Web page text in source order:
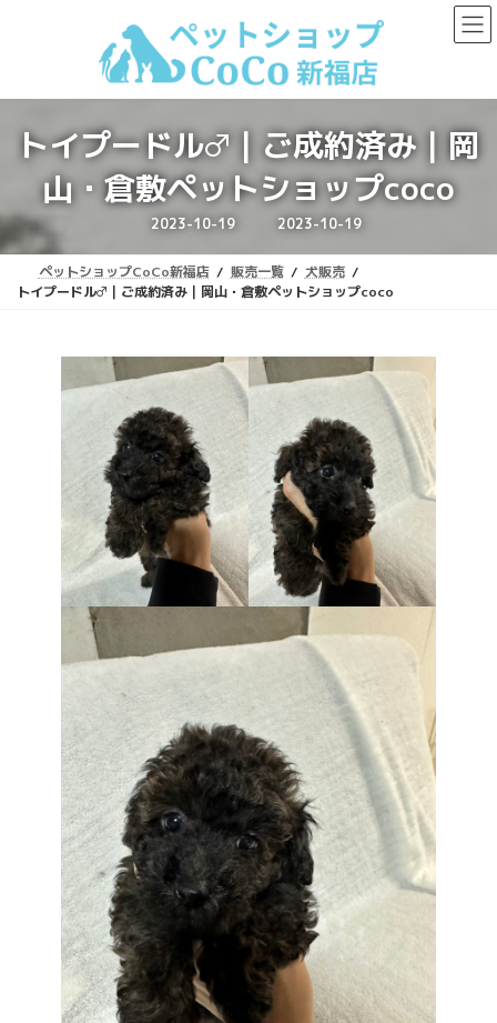
ツ
プ
シ
動
トイプードル♂｜ご成約済み｜岡
山・倉敷ペットショップcoco
2023-10-19 最
終
新
日
時
:
2023-10-19
ペットショップCoCo新福店 販売一覧
犬販売
トイプードル♂｜ご成約済み｜岡山・倉敷ペットショップcoco